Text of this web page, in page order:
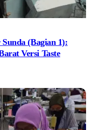
(Bagian 1):
Versi Taste